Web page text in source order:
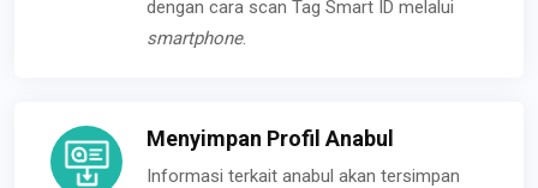
dengan cara scan Tag Smart ID melalui
smartphone.
Menyimpan Profil Anabul
Informasi terkait anabul akan tersimpan